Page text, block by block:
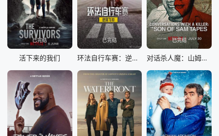
已完结
活下来的我们
已完结
环法自行车赛：逆风飞驰第三季
已完结
对话杀人魔：山姆之子访谈录